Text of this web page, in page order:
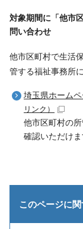
対象期間に「他市
問い合わせ
他市区町村で生活
管する福祉事務所
埼玉県ホーム
リンク）
他市区町村の
確認いただけま
このページに関